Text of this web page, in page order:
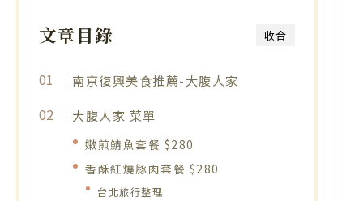
收合
文章目錄
南京復興美食推薦-大腹人家
大腹人家 菜單
嫩煎鯖魚套餐 $280
香酥紅燒豚肉套餐 $280
台北旅行整理